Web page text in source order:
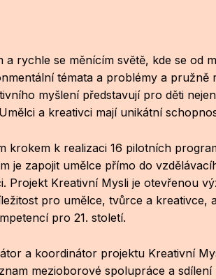
a rychle se měnícím světě, kde se od
témata a problémy a
myšlení představují pro děti
a kreativci mají unikátní
krokem k realizaci 16 pilotních
je zapojit umělce přímo do
Projekt Kreativní Mysli je otevřenou
pro umělce, tvůrce a
pro 21. století.
a koordinátor projektu Kreativní
mezioborové spolupráce a